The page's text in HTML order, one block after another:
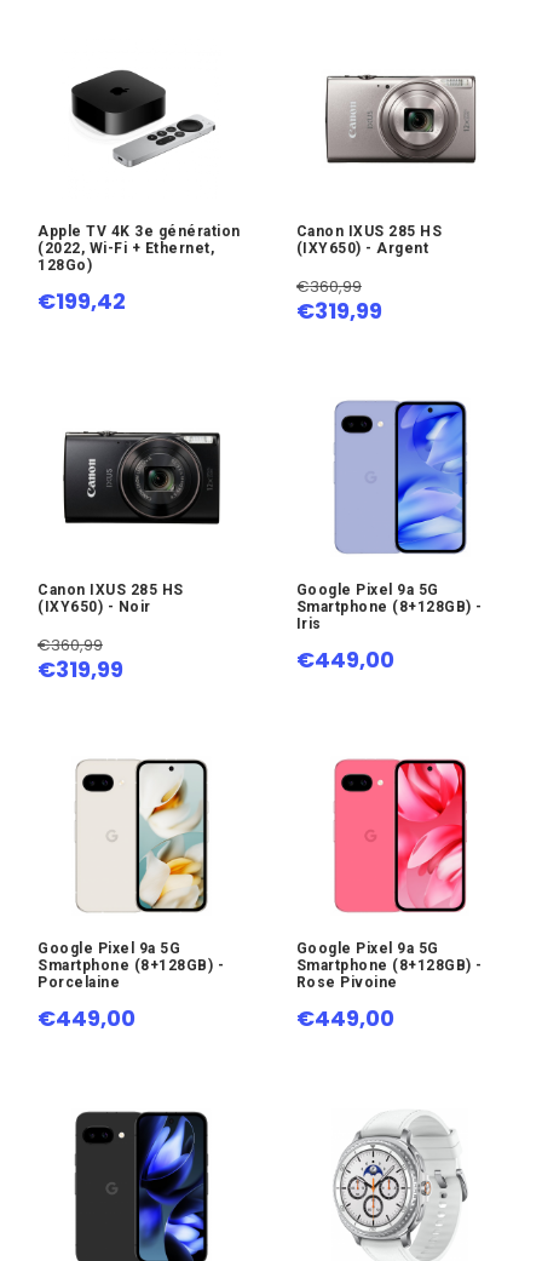
Apple TV 4K 3e génération
(2022, Wi-Fi + Ethernet,
128Go)
€199,42
Canon IXUS 285 HS
(IXY650) - Argent
€319,99
€360,99
Canon IXUS 285 HS
(IXY650) - Noir
€319,99
€360,99
Google Pixel 9a 5G
Smartphone (8+128GB) -
Iris
€449,00
Google Pixel 9a 5G
Smartphone (8+128GB) -
Porcelaine
€449,00
Google Pixel 9a 5G
Smartphone (8+128GB) -
Rose Pivoine
€449,00